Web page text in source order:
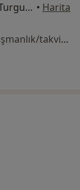
Yıldırım Mahallesi Gar Sokak No:38, Turgutlu • Harita
Bu uzman ilgili adres için online danışmanlık/takvim sunmuyor.